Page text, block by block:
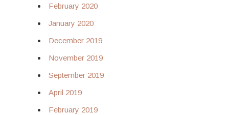
February 2020
January 2020
December 2019
November 2019
September 2019
April 2019
February 2019